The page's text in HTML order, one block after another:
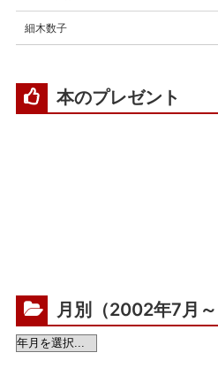
細木数子
本のプレゼント
月別（2002年7月～